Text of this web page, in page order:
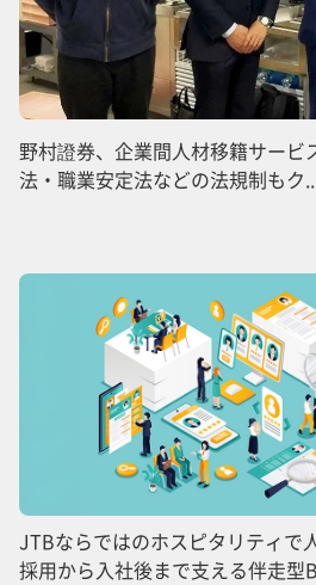
野村證券、企業間人材移籍サー
法・職業安定法などの法規制もク
JTBならではのホスピタリティで
採用から入社後まで支える伴走型